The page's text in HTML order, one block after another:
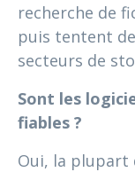
recherche de
puis tentent
secteurs de
Sont les
fiables ?
Oui, la plupart